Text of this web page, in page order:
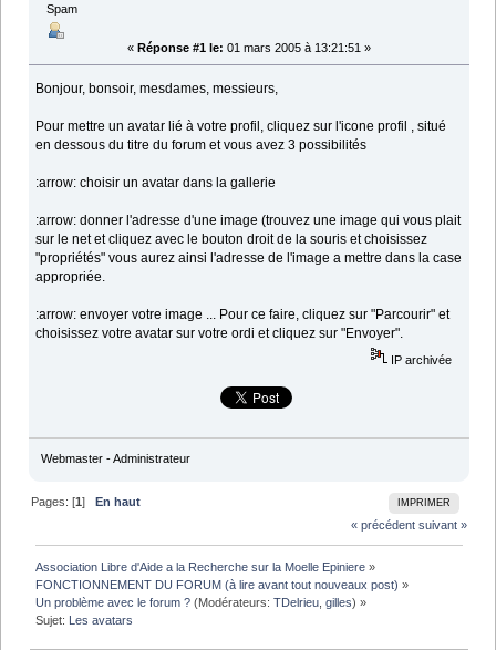
Spam
« Réponse #1 le: 01 mars 2005 à 13:21:51 »
Bonjour, bonsoir, mesdames, messieurs,
Pour mettre un avatar lié à votre profil, cliquez sur l'icone profil
, situé
en dessous du titre du forum et vous avez 3 possibilités
:arrow: choisir un avatar dans la gallerie
:arrow: donner l'adresse d'une image (trouvez une image qui vous plait
sur le net et cliquez avec le bouton droit de la souris et choisissez
"propriétés" vous aurez ainsi l'adresse de l'image a mettre dans la case
appropriée.
:arrow: envoyer votre image ... Pour ce faire, cliquez sur "Parcourir" et
choisissez votre avatar sur votre ordi et cliquez sur "Envoyer".
IP archivée
Webmaster - Administrateur
IMPRIMER
Pages: [1]En haut
« précédent suivant »
Association Libre d'Aide a la Recherche sur la Moelle Epiniere »
FONCTIONNEMENT DU FORUM (à lire avant tout nouveaux post) »
Un problème avec le forum ? (Modérateurs:TDelrieu ,gilles) »
Sujet: Les avatars